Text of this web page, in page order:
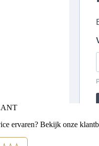
ervaren? Bekijk onze